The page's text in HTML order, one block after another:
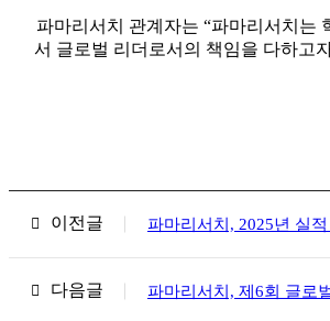
파마리서치 관계자는 “파마리서치는
서 글로벌 리더로서의 책임을 다하고
이전글 파마리서치, 2025년 실
다음글 파마리서치, 제6회 글로